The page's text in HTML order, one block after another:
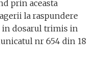
prin aceasta
la raspundere
in dosarul trimis in
nr 654 din 18